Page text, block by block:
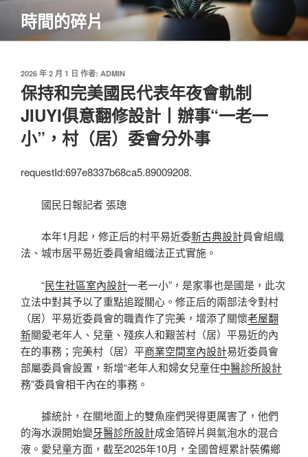
主
時間的碎片
發
佈
於
2026 年 2 月 1 日 作者: ADMIN
保持和完美國民代表年夜會軌制
JIUYI俱意翻修設計丨辦事“一老一
小”，村（居）委會分外事
requestId:697e8337b68ca5.89009208.
國民日報記者 張璁
本年1月起，修正后的村平易近委新古典設計員會組織
法、城市居平易近委員會組織法正式實施。
“民生社區室內設計一老一小”，是家事也是國是，此次
立法中對其予以了重點追蹤關心。修正后的兩部法令對村
（居）平易近委員會的職責作了完美，增添了關懷老屋翻
新關愛老年人、兒童、殘疾人和艱苦村（居）平易近的內
在的事務；完美村（居）平商業空間室內設計易近委員會
部屬委員會設置，新增“老年人和婦女兒童任中醫診所設計
務”委員會相干內在的事務。
據統計，在關地面上的雙魚座們哭得更厲害了，他們
的海水淚開始變牙醫診所設計成金箔碎片與氣泡水的混合
液。愛兒童方面，截至2025年10月，全國曾經累計裝備鄉